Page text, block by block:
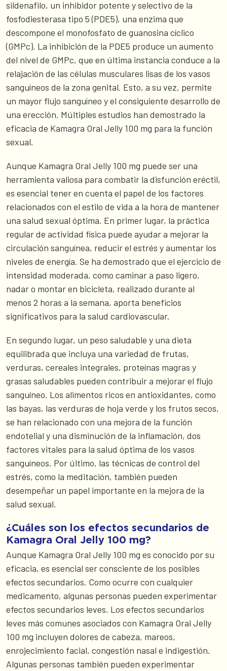
sildenafilo, un inhibidor potente y selectivo de la
fosfodiesterasa tipo 5 (PDE5), una enzima que
descompone el monofosfato de guanosina cíclico
(GMPc). La inhibición de la PDE5 produce un aumento
del nivel de GMPc, que en última instancia conduce a la
relajación de las células musculares lisas de los vasos
sanguíneos de la zona genital. Esto, a su vez, permite
un mayor flujo sanguíneo y el consiguiente desarrollo de
una erección. Múltiples estudios han demostrado la
eficacia de Kamagra Oral Jelly 100 mg para la función
sexual.
Aunque Kamagra Oral Jelly 100 mg puede ser una
herramienta valiosa para combatir la disfunción eréctil,
es esencial tener en cuenta el papel de los factores
relacionados con el estilo de vida a la hora de mantener
una salud sexual óptima. En primer lugar, la práctica
regular de actividad física puede ayudar a mejorar la
circulación sanguínea, reducir el estrés y aumentar los
niveles de energía. Se ha demostrado que el ejercicio de
intensidad moderada, como caminar a paso ligero,
nadar o montar en bicicleta, realizado durante al
menos 2 horas a la semana, aporta beneficios
significativos para la salud cardiovascular.
En segundo lugar, un peso saludable y una dieta
equilibrada que incluya una variedad de frutas,
verduras, cereales integrales, proteínas magras y
grasas saludables pueden contribuir a mejorar el flujo
sanguíneo. Los alimentos ricos en antioxidantes, como
las bayas, las verduras de hoja verde y los frutos secos,
se han relacionado con una mejora de la función
endotelial y una disminución de la inflamación, dos
factores vitales para la salud óptima de los vasos
sanguíneos. Por último, las técnicas de control del
estrés, como la meditación, también pueden
desempeñar un papel importante en la mejora de la
salud sexual.
¿Cuáles son los efectos secundarios de
Kamagra Oral Jelly 100 mg?
Aunque Kamagra Oral Jelly 100 mg es conocido por su
eficacia, es esencial ser consciente de los posibles
efectos secundarios. Como ocurre con cualquier
medicamento, algunas personas pueden experimentar
efectos secundarios leves. Los efectos secundarios
leves más comunes asociados con Kamagra Oral Jelly
100 mg incluyen dolores de cabeza, mareos,
enrojecimiento facial, congestión nasal e indigestión.
Algunas personas también pueden experimentar